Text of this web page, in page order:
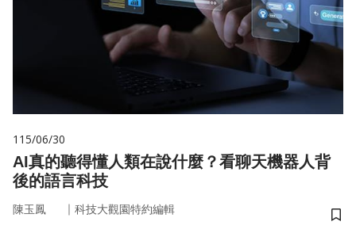
115/06/30
AI真的聽得懂人類在說什麼？看聊天機器人背
後的語言科技
陳玉鳳 ｜ 科技大觀園特約編輯
儲